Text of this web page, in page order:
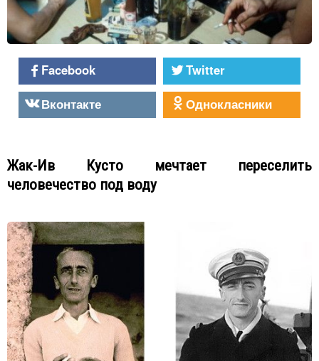
Facebook
Twitter
Вконтакте
Однокласники
Жак-Ив Кусто мечтает переселить
человечество под воду